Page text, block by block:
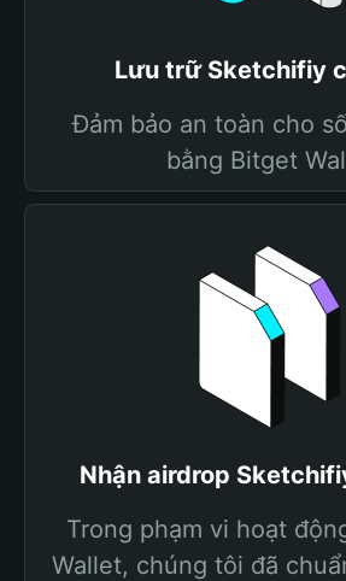
Lưu trữ Sketchifiy
Đảm bảo an toàn cho
bằng Bitget
Nhận airdrop
Trong phạm vi hoạt
Wallet, chúng tôi đã